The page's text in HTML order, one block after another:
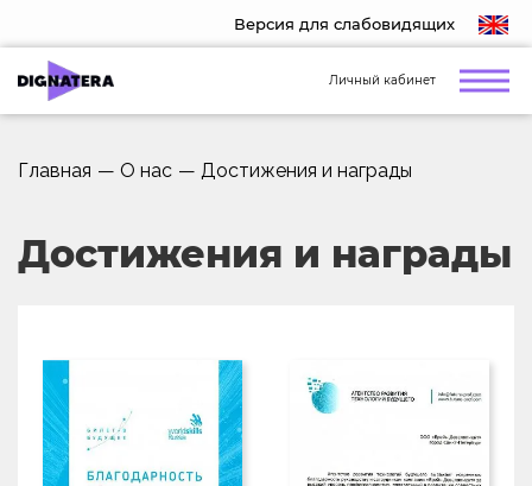
Версия для слабовидящих
Личный кабинет
Главная — О нас — Достижения и награды
Достижения и награды